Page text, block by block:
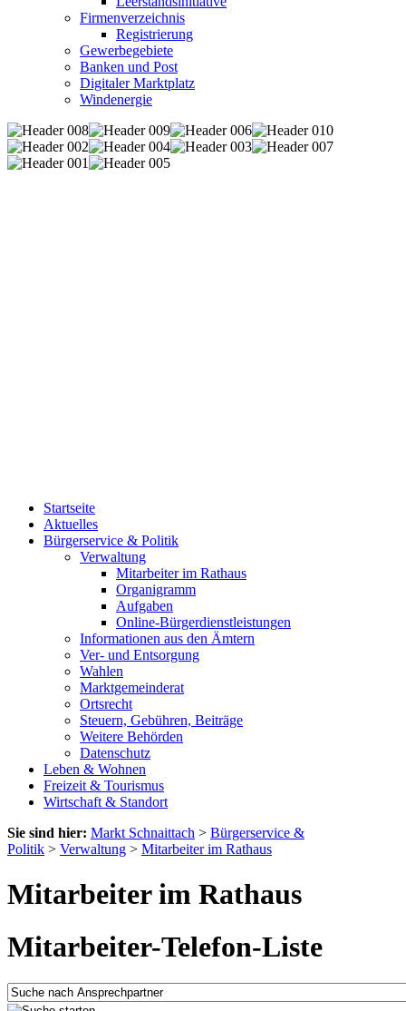
Firmenverzeichnis
Registrierung
Gewerbegebiete
Banken und Post
Digitaler Marktplatz
Windenergie
Startseite
Aktuelles
Bürgerservice & Politik
Verwaltung
Mitarbeiter im Rathaus
Organigramm
Aufgaben
Online-Bürgerdienstleistungen
Informationen aus den Ämtern
Ver- und Entsorgung
Wahlen
Marktgemeinderat
Ortsrecht
Steuern, Gebühren, Beiträge
Weitere Behörden
Datenschutz
Leben & Wohnen
Freizeit & Tourismus
Wirtschaft & Standort
Sie sind hier: Markt Schnaittach > Bürgerservice &
Politik > Verwaltung > Mitarbeiter im Rathaus
Mitarbeiter im Rathaus
Mitarbeiter-Telefon-Liste